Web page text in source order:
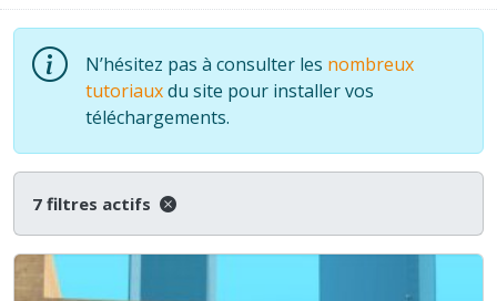
N’hésitez pas à consulter les nombreux
tutoriauxdu site pour installer vos
téléchargements.
7 filtres actifs